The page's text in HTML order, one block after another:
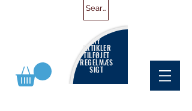
Search
NY
ARTIKLER
TILFØJET
REGELMÆS
SIGT